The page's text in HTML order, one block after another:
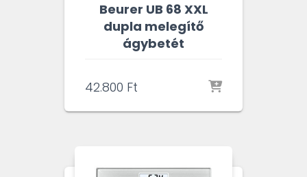
Beurer UB 68 XXL
dupla melegítő
ágybetét
42.800 Ft